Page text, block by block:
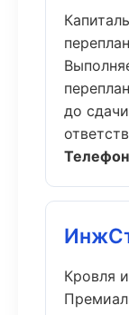
до
Кровля